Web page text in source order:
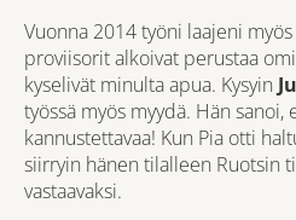
Vuonna 2014 työni laajeni
proviisorit alkoivat perustaa
kyselivät minulta apua. Kysyin
työssä myös myydä. Hän
kannustettavaa! Kun Pia otti
siirryin hänen tilalleen Ruotsin
vastaavaksi.